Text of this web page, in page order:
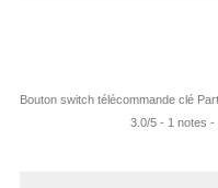
Bouton switch télécommande clé
3.0/5- 1 notes -